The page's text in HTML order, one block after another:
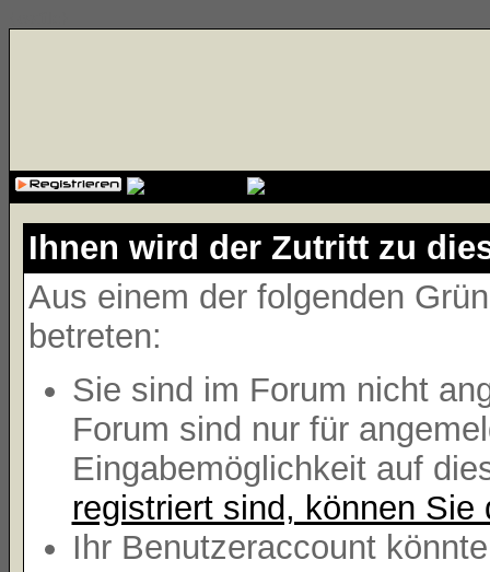
Ihnen wird der Zutritt zu
Aus einem der folgenden
betreten:
Sie sind im Forum nicht
Forum sind nur für
Eingabemöglichkeit auf
registriert sind, können Sie
Ihr Benutzeraccount